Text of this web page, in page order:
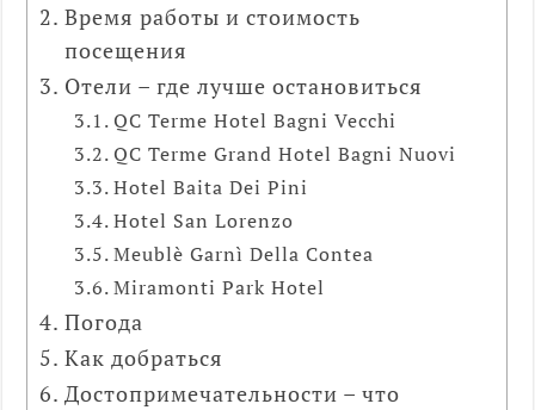
Время работы и стоимость
посещения
Отели – где лучше остановиться
QC Terme Hotel Bagni Vecchi
QC Terme Grand Hotel Bagni Nuovi
Hotel Baita Dei Pini
Hotel San Lorenzo
Meublè Garnì Della Contea
Miramonti Park Hotel
Погода
Как добраться
Достопримечательности – что